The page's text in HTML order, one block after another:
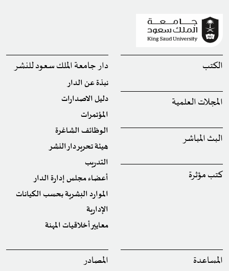
الكتب
المجلات العلمية
البث المباشر
كتب مؤثرة
دار جامعة الملك سعود للنشر
نبذة عن الدار
دليل الاصدارات
المؤتمرات
الوظائف الشاغرة
هيئة تحرير دار النشر
التدريب
أعضاء مجلس إدارة الدار
الموارد البشرية بحسب الكيانات
الإدارية
معايير أخلاقيات المهنة
المساعدة المصادر